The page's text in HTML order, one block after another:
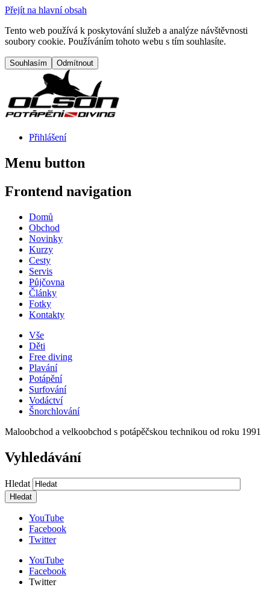
Přejít na hlavní obsah
Tento web používá k poskytování služeb a analýze návštěvnosti
soubory cookie. Používáním tohoto webu s tím souhlasíte.
Přihlášení
Menu button
Frontend navigation
Domů
Obchod
Novinky
Kurzy
Cesty
Servis
Půjčovna
Články
Fotky
Kontakty
Vše
Děti
Free diving
Plavání
Potápění
Surfování
Vodáctví
Šnorchlování
Maloobchod a velkoobchod s potápěčskou technikou od roku 1991
Vyhledávání
Hledat
YouTube
Facebook
Twitter
YouTube
Facebook
Twitter